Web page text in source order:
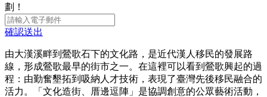
劃！
確認送出
由大漢溪畔到鶯歌石下的文化路，是近代漢人移民的發展路
線，形成鶯歌最早的街市之一。在這裡可以看到鶯歌興起的過
程：由勤奮墾拓到吸納人才技術，表現了臺灣先後移民融合的
活力。「文化造街、厝邊逗陣」是協調創意的公眾藝術活動，